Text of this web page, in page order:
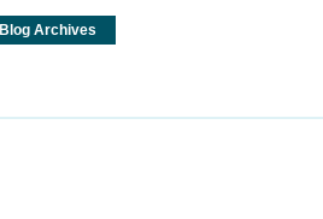
Blog Archives